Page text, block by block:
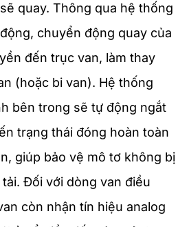
quay. Thông qua hệ thống
chuyển động quay của
đến trục van, làm thay
(hoặc bi van). Hệ thống
bên trong sẽ tự động ngắt
trạng thái đóng hoàn toàn
giúp bảo vệ mô tơ không bị
Đối với dòng van điều
còn nhận tín hiệu analog